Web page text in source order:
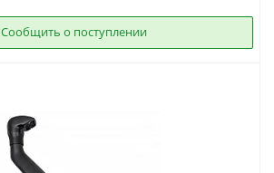
Сообщить о поступлении